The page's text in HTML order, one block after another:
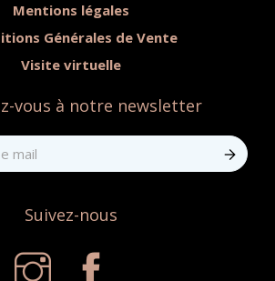
Mentions légales
Générales de Vente
Visite virtuelle
vous à notre newsletter
Suivez-nous